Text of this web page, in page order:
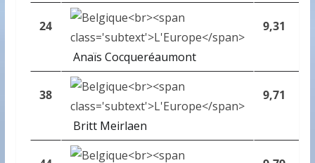
24
Anaïs Cocqueréaumont
9,31
38
Britt Meirlaen
9,71